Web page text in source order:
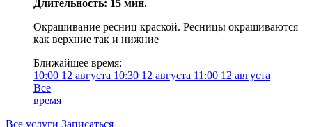
Длительность: 15 мин.
Окрашивание ресниц краской. Ресницы окрашиваются
как верхние так и нижние
Ближайшее время:
10:00 12 августа 10:30 12 августа 11:00 12 августа
Все
время
Все услуги Записаться